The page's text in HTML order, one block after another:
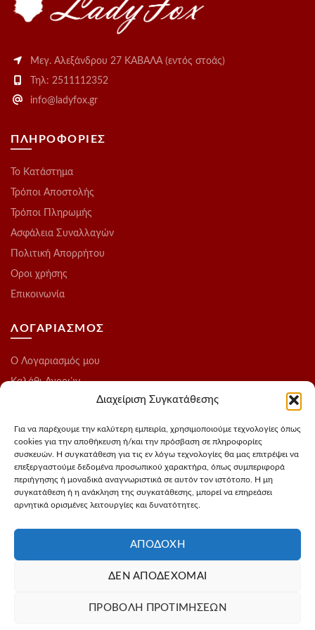
Διαχείριση Συγκατάθεσης
Για να παρέχουμε την καλύτερη εμπειρία, χρησιμοποιούμε τεχνολογίες όπως
cookies για την αποθήκευση ή/και την πρόσβαση σε πληροφορίες
συσκευών. Η συγκατάθεση για τις εν λόγω τεχνολογίες θα μας επιτρέψει να
επεξεργαστούμε δεδομένα προσωπικού χαρακτήρα, όπως συμπεριφορά
περιήγησης ή μοναδικά αναγνωριστικά σε αυτόν τον ιστότοπο. Η μη
συγκατάθεση ή η ανάκληση της συγκατάθεσης, μπορεί να επηρεάσει
αρνητικά ορισμένες λειτουργίες και δυνατότητες.
ΑΠΟΔΟΧΉ
ΔΕΝ ΑΠΟΔΈΧΟΜΑΙ
ΠΡΟΒΟΛΉ ΠΡΟΤΙΜΉΣΕΩΝ
Μεγ. Αλεξάνδρου 27 ΚΑΒΑΛΑ (εντός στοάς)
Τηλ: 2511112352
info@ladyfox.gr
ΠΛΗΡΟΦΟΡΙΕΣ
Το Kατάστημα
Τρόποι Αποστολής
Τρόποι Πληρωμής
Ασφάλεια Συναλλαγών
Πολιτική Απορρήτου
Οροι χρήσης
Επικοινωνία
ΛΟΓΑΡΙΑΣΜΟΣ
O Λογαριασμός μου
Καλάθι Αγορών
Ολοκλήρωση Παραγγελίας
Blog
ΑΚΟΛΟΥΘΗΣΤΕ ΜΑΣ
Instagram
FaceBook
MyIP